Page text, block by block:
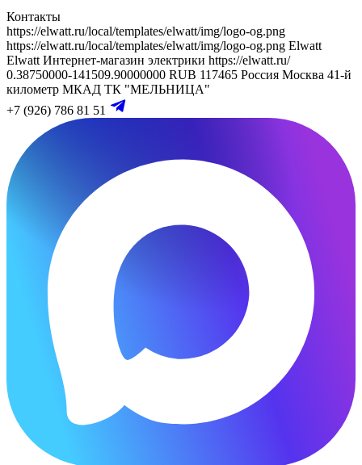
Контакты
https://elwatt.ru/local/templates/elwatt/img/logo-og.png
https://elwatt.ru/local/templates/elwatt/img/logo-og.png Elwatt
Elwatt Интернет-магазин электрики https://elwatt.ru/
0.38750000-141509.90000000 RUB 117465 Россия Москва 41-й
километр МКАД ТК "МЕЛЬНИЦА"
+7 (926) 786 81 51